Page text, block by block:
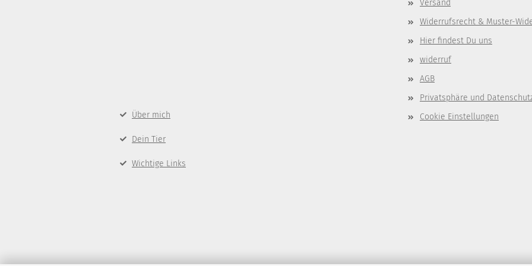
Versand
Widerrufsrecht & Muster-
Hier findest Du uns
widerruf
AGB
Privatsphäre und
Cookie Einstellungen
Über mich
Dein Tier
Wichtige Links